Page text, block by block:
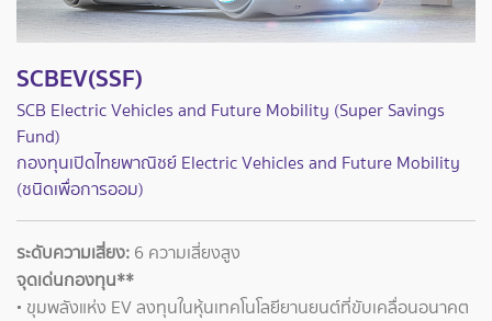
SCBEV(SSF)
SCB Electric Vehicles and Future Mobility (Super Savings
Fund)
กองทุนเปิดไทยพาณิชย์ Electric Vehicles and Future Mobility
(ชนิดเพื่อการออม)
ระดับความเสี่ยง: 6 ความเสี่ยงสูง
จุดเด่นกองทุน**
• ขุมพลังแห่ง EV ลงทุนในหุ้นเทคโนโลยียานยนต์ที่ขับเคลื่อนอนาคต